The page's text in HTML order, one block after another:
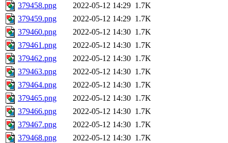
379458.png
2022-05-12 14:29 1.7K
379459.png
2022-05-12 14:29 1.7K
379460.png
2022-05-12 14:30 1.7K
379461.png
2022-05-12 14:30 1.7K
379462.png
2022-05-12 14:30 1.7K
379463.png
2022-05-12 14:30 1.7K
379464.png
2022-05-12 14:30 1.7K
379465.png
2022-05-12 14:30 1.7K
379466.png
2022-05-12 14:30 1.7K
379467.png
2022-05-12 14:30 1.7K
379468.png
2022-05-12 14:30 1.7K